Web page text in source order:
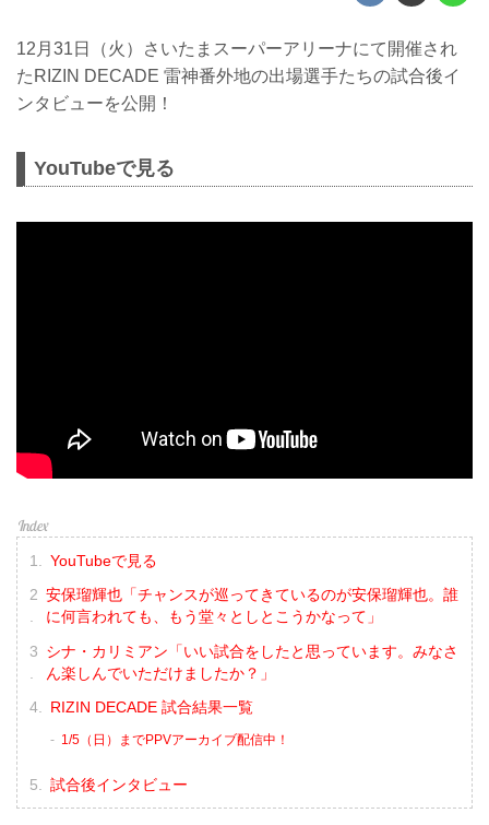
12月31日（火）さいたまスーパーアリーナにて開催され
たRIZIN DECADE 雷神番外地の出場選手たちの試合後イ
ンタビューを公開！
YouTubeで見る
YouTubeで見る
安保瑠輝也「チャンスが巡ってきているのが安保瑠輝也。誰
に何言われても、もう堂々としとこうかなって」
シナ・カリミアン「いい試合をしたと思っています。みなさ
ん楽しんでいただけましたか？」
RIZIN DECADE 試合結果一覧
1/5（日）までPPVアーカイブ配信中！
試合後インタビュー